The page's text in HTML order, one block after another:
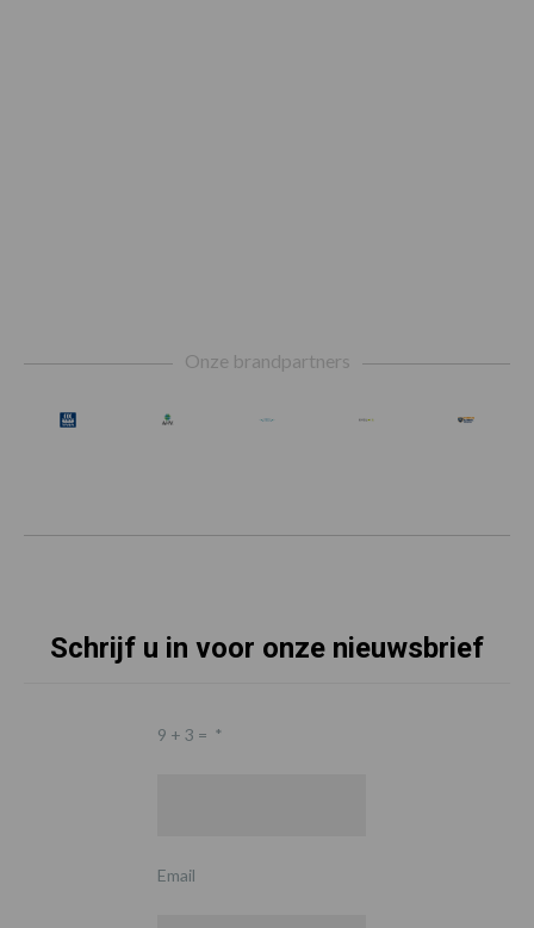
Onze brandpartners
Schrijf u in voor onze nieuwsbrief
9 + 3 = *
Email